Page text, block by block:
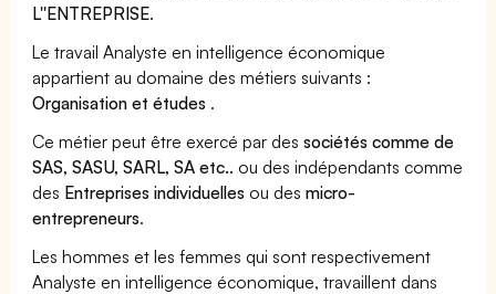
L''ENTREPRISE.
Le travail Analyste en intelligence économique
appartient au domaine des métiers suivants :
Organisation et études .
Ce métier peut être exercé par dessociétés comme de
SAS, SASU, SARL, SA etc.. ou des indépendants comme
des Entreprises individuelles ou desmicro-
entrepreneurs.
Les hommes et les femmes qui sont respectivement
Analyste en intelligence économique, travaillent dans